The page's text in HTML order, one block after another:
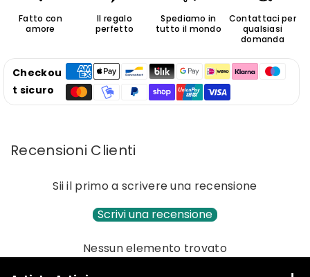
Fatto con
amore
Il regalo
perfetto
Spediamo in
tutto il mondo
Contattaci per
qualsiasi
domanda
Checkou
t sicuro
Recensioni Clienti
Sii il primo a scrivere una recensione
Scrivi una recensione
Nessun elemento trovato